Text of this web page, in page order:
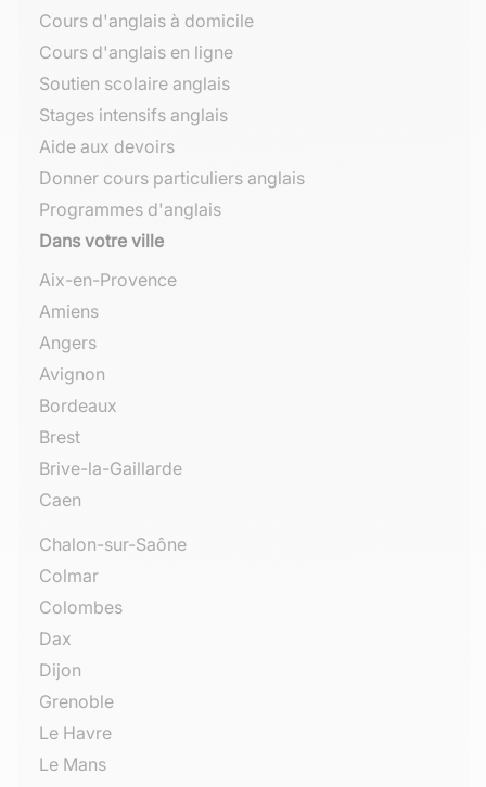
Cours d'anglais à domicile
Cours d'anglais en ligne
Soutien scolaire anglais
Stages intensifs anglais
Aide aux devoirs
Donner cours particuliers anglais
Programmes d'anglais
Dans votre ville
Aix-en-Provence
Amiens
Angers
Avignon
Bordeaux
Brest
Brive-la-Gaillarde
Caen
Chalon-sur-Saône
Colmar
Colombes
Dax
Dijon
Grenoble
Le Havre
Le Mans